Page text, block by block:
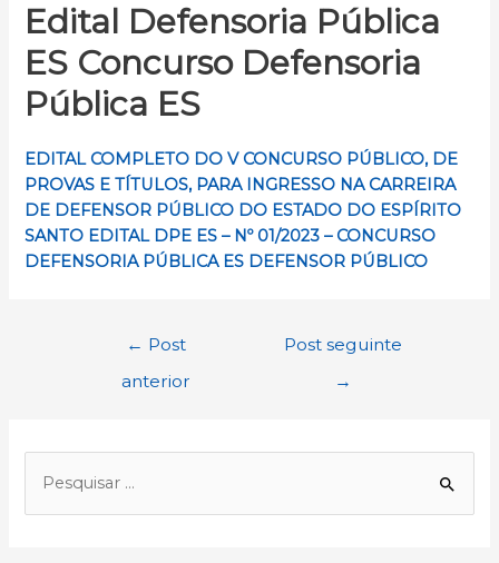
Edital Defensoria Pública
ES Concurso Defensoria
Pública ES
EDITAL COMPLETO DO V CONCURSO PÚBLICO, DE
PROVAS E TÍTULOS, PARA INGRESSO NA CARREIRA
DE DEFENSOR PÚBLICO DO ESTADO DO ESPÍRITO
SANTO EDITAL DPE ES – Nº 01/2023 – CONCURSO
DEFENSORIA PÚBLICA ES DEFENSOR PÚBLICO
Navegação
← Post
anterior
Post seguinte
→